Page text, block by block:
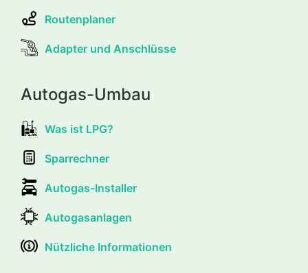
Routenplaner
Adapter und Anschlüsse
Autogas-Umbau
Was ist LPG?
Sparrechner
Autogas-Installer
Autogasanlagen
Nützliche Informationen